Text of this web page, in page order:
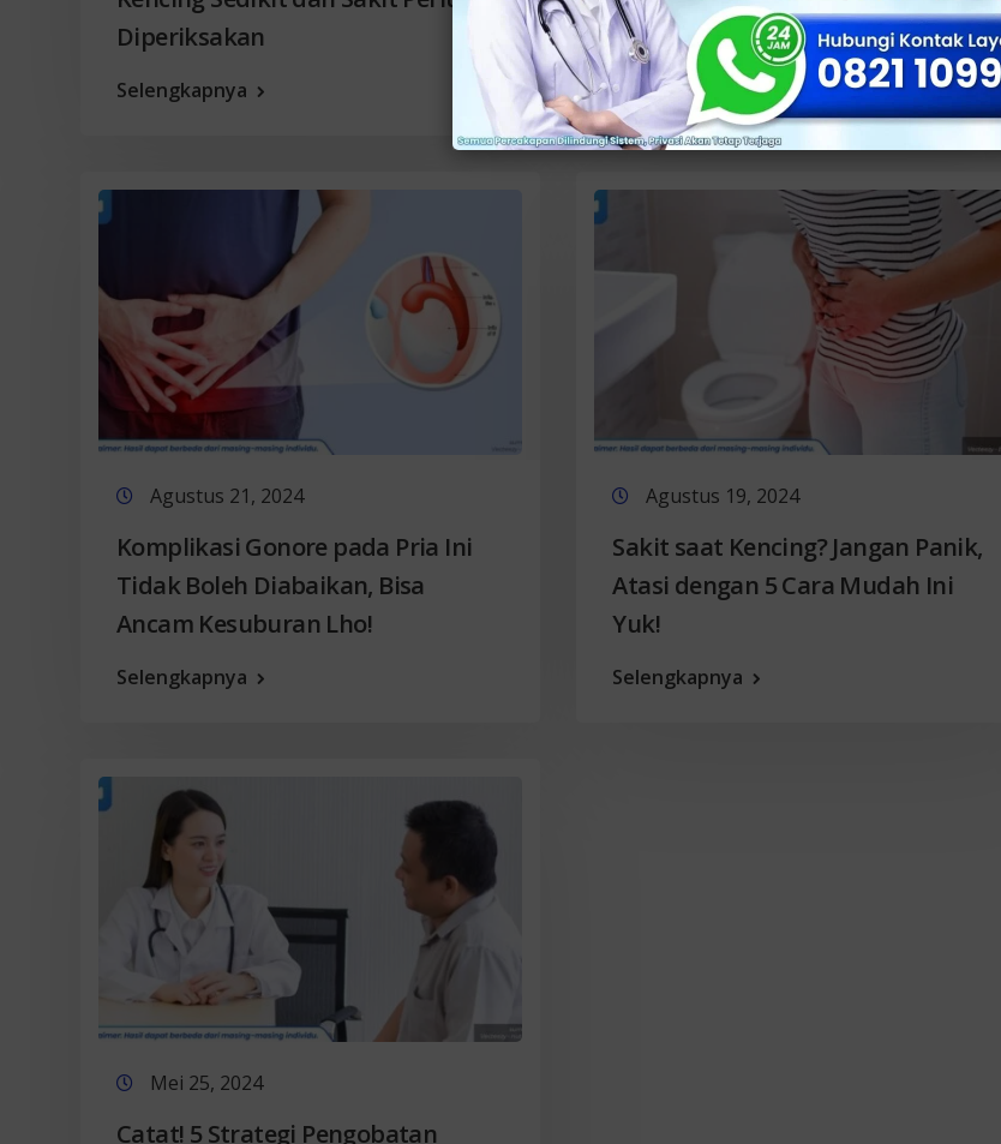
Diperiksakan
Selengkapnya
Ini Penyebabnya!
Selengkapnya
Agustus 21, 2024
Komplikasi Gonore pada Pria Ini
Tidak Boleh Diabaikan, Bisa
Ancam Kesuburan Lho!
Selengkapnya
Agustus 19, 2024
Sakit saat Kencing? Jangan Panik,
Atasi dengan 5 Cara Mudah Ini
Yuk!
Selengkapnya
Mei 25, 2024
Catat! 5 Strategi Pengobatan